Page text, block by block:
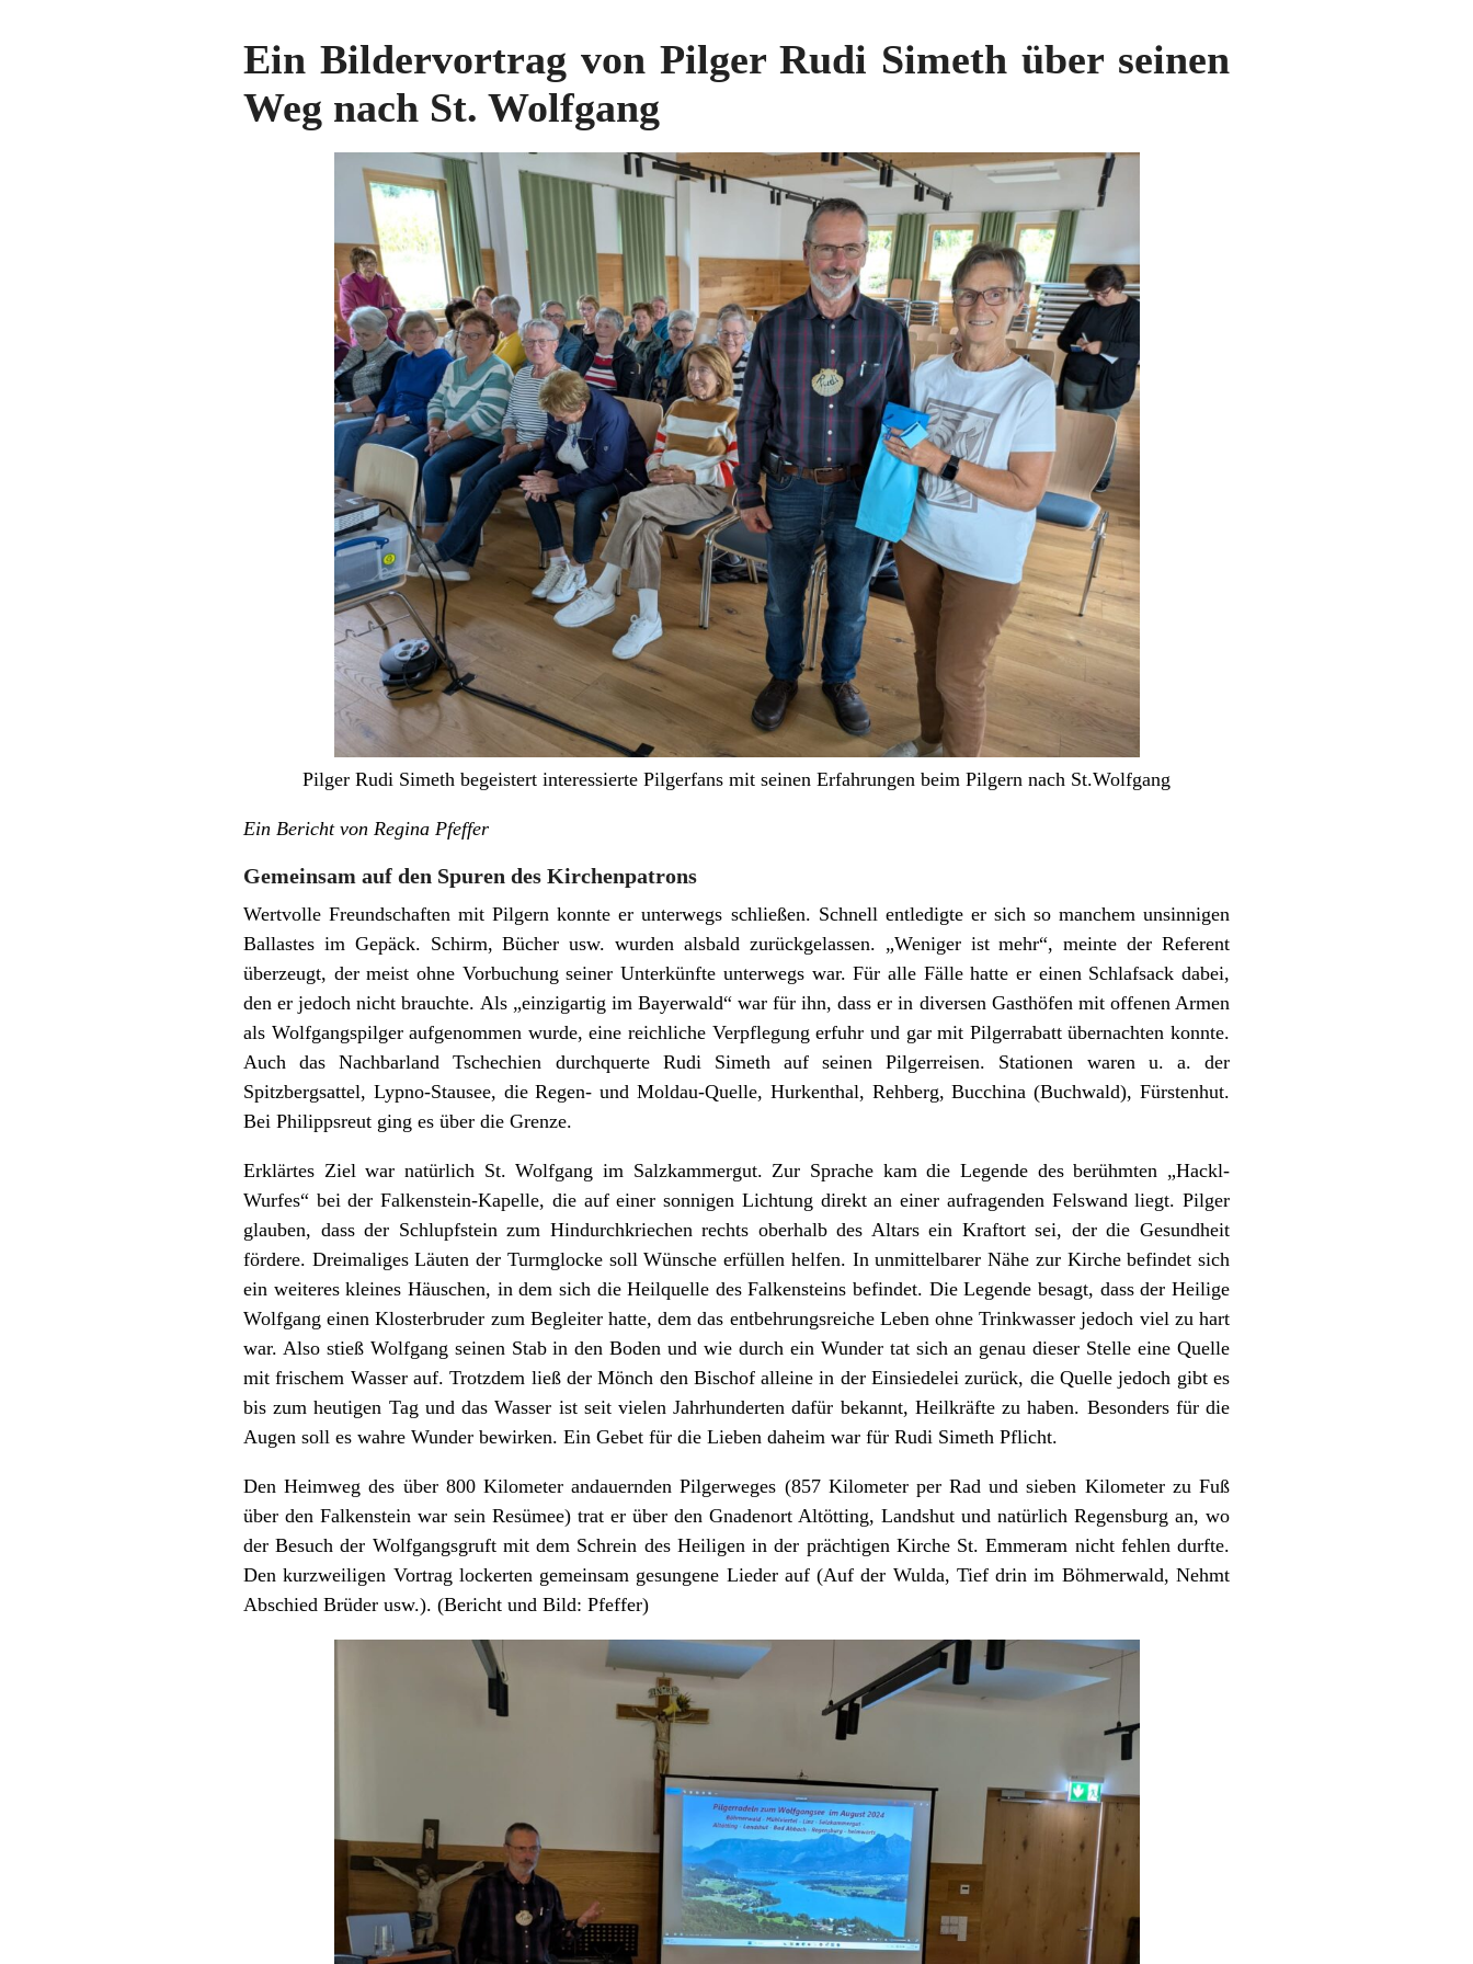
Ein Bildervortrag von Pilger Rudi Simeth über seinen
Weg nach St. Wolfgang
Pilger Rudi Simeth begeistert interessierte Pilgerfans mit seinen Erfahrungen beim Pilgern nach St.Wolfgang
Ein Bericht von Regina Pfeffer
Gemeinsam auf den Spuren des Kirchenpatrons
Wertvolle Freundschaften mit Pilgern konnte er unterwegs schließen. Schnell entledigte er sich so manchem unsinnigen
Ballastes im Gepäck. Schirm, Bücher usw. wurden alsbald zurückgelassen. „Weniger ist mehr“, meinte der Referent
überzeugt, der meist ohne Vorbuchung seiner Unterkünfte unterwegs war. Für alle Fälle hatte er einen Schlafsack dabei,
den er jedoch nicht brauchte. Als „einzigartig im Bayerwald“ war für ihn, dass er in diversen Gasthöfen mit offenen Armen
als Wolfgangspilger aufgenommen wurde, eine reichliche Verpflegung erfuhr und gar mit Pilgerrabatt übernachten konnte.
Auch das Nachbarland Tschechien durchquerte Rudi Simeth auf seinen Pilgerreisen. Stationen waren u. a. der
Spitzbergsattel, Lypno-Stausee, die Regen- und Moldau-Quelle, Hurkenthal, Rehberg, Bucchina (Buchwald), Fürstenhut.
Bei Philippsreut ging es über die Grenze.
Erklärtes Ziel war natürlich St. Wolfgang im Salzkammergut. Zur Sprache kam die Legende des berühmten „Hackl-
Wurfes“ bei der Falkenstein-Kapelle, die auf einer sonnigen Lichtung direkt an einer aufragenden Felswand liegt. Pilger
glauben, dass der Schlupfstein zum Hindurchkriechen rechts oberhalb des Altars ein Kraftort sei, der die Gesundheit
fördere. Dreimaliges Läuten der Turmglocke soll Wünsche erfüllen helfen. In unmittelbarer Nähe zur Kirche befindet sich
ein weiteres kleines Häuschen, in dem sich die Heilquelle des Falkensteins befindet. Die Legende besagt, dass der Heilige
Wolfgang einen Klosterbruder zum Begleiter hatte, dem das entbehrungsreiche Leben ohne Trinkwasser jedoch viel zu hart
war. Also stieß Wolfgang seinen Stab in den Boden und wie durch ein Wunder tat sich an genau dieser Stelle eine Quelle
mit frischem Wasser auf. Trotzdem ließ der Mönch den Bischof alleine in der Einsiedelei zurück, die Quelle jedoch gibt es
bis zum heutigen Tag und das Wasser ist seit vielen Jahrhunderten dafür bekannt, Heilkräfte zu haben. Besonders für die
Augen soll es wahre Wunder bewirken. Ein Gebet für die Lieben daheim war für Rudi Simeth Pflicht.
Den Heimweg des über 800 Kilometer andauernden Pilgerweges (857 Kilometer per Rad und sieben Kilometer zu Fuß
über den Falkenstein war sein Resümee) trat er über den Gnadenort Altötting, Landshut und natürlich Regensburg an, wo
der Besuch der Wolfgangsgruft mit dem Schrein des Heiligen in der prächtigen Kirche St. Emmeram nicht fehlen durfte.
Den kurzweiligen Vortrag lockerten gemeinsam gesungene Lieder auf (Auf der Wulda, Tief drin im Böhmerwald, Nehmt
Abschied Brüder usw.). (Bericht und Bild: Pfeffer)